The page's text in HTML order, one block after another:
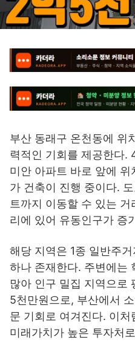
부산 동래구 온천동에 위
력적인 기회를 제공한다.
미안 아파트 바로 앞에
가 건축이 진행 중이다.
트까지 이동할 수 있는
리에 있어 유동인구가 증
해당 지역은 1종 일반주
하나 존재한다. 주변에는
많아 인구 밀집 지역으로
5천만원으로, 부산에서
문 기회로 여겨진다. 이
미래가치가 높은 투자처